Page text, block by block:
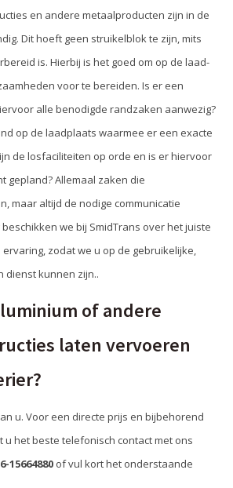
en andere metaalproducten zijn in de
Dit hoeft geen struikelblok te zijn, mits
is. Hierbij is het goed om op de laad-
voor te bereiden. Is er een
alle benodigde randzaken aanwezig?
op de laadplaats waarmee er een exacte
de losfaciliteiten op orde en is er hiervoor
gepland? Allemaal zaken die
maar altijd de nodige communicatie
we bij SmidTrans over het juiste
zodat we u op de gebruikelijke,
dienst kunnen zijn..
of andere
laten vervoeren
u. Voor een directe prijs en bijbehorend
het beste telefonisch contact met ons
15664880 of vul kort het onderstaande